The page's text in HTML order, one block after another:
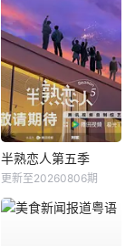
半熟恋人第五季
更新至20260806期